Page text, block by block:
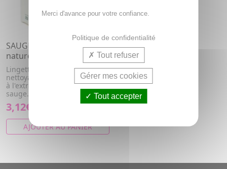
SAUGELLA Antiseptique
naturel lingettes
Lingette imprégnée
nettoyante pour usage intime
à l'extrait de thym et de
sauge.
3,12€
AJOUTER AU PANIER
Merci d'avance pour votre confiance.
Politique de confidentialité
Tout refuser
Gérer mes cookies
Tout accepter